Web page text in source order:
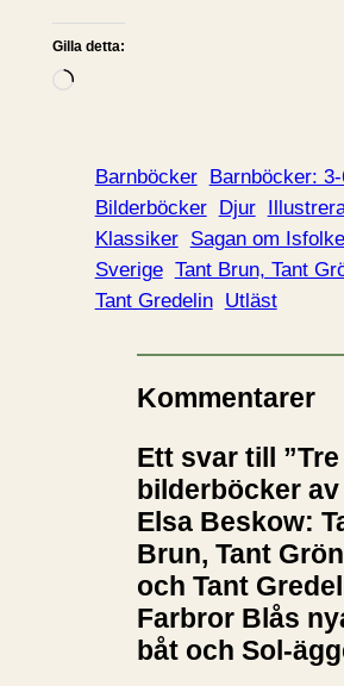
Gilla detta:
L
Barnböcker Barnböcker:
Bilderböcker Djur
Klassiker Sagan om
Sverige Tant Brun, Tant
Tant Gredelin Utläst
Kommentarer
Ett svar till ”Tre
bilderböcker av
Elsa Beskow:
Brun, Tant Grön
och Tant
Farbror Blås
båt och Sol-